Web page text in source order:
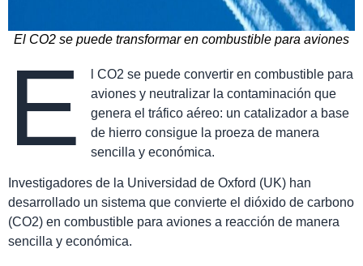
El CO2 se puede transformar en combustible para aviones
E
l CO2 se puede convertir en combustible para
aviones y neutralizar la contaminación que
genera el tráfico aéreo: un catalizador a base
de hierro consigue la proeza de manera
sencilla y económica.
Investigadores de la Universidad de Oxford (UK) han
desarrollado un sistema que convierte el dióxido de carbono
(CO2) en combustible para aviones a reacción de manera
sencilla y económica.